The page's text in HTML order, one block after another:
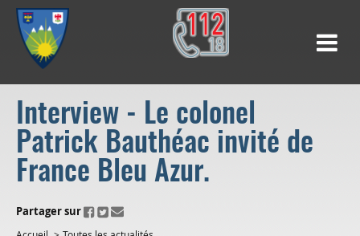
Interview - Le colonel
Patrick Bauthéac invité de
France Bleu Azur.
ui.fo.accessibility.echappement.partage
Partager sur